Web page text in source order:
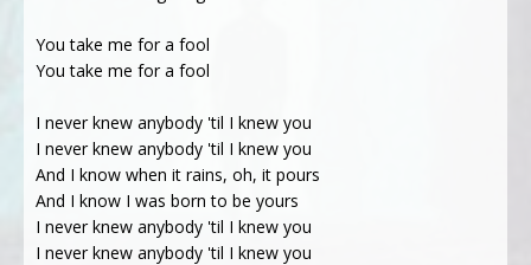
You take me for a fool
You take me for a fool
I never knew anybody 'til I knew you
I never knew anybody 'til I knew you
And I know when it rains, oh, it pours
And I know I was born to be yours
I never knew anybody 'til I knew you
I never knew anybody 'til I knew you